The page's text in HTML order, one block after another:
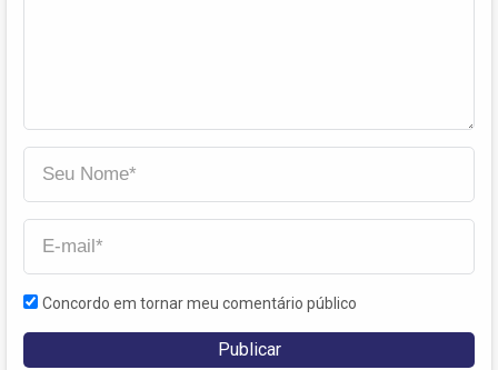
Concordo em tornar meu comentário público